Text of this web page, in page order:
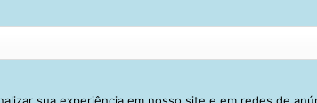
sua experiência em nosso site e em redes de